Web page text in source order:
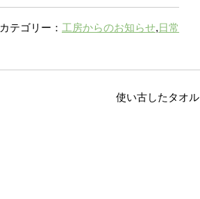
カテゴリー： 工房からのお知らせ,日常
使い古したタオル